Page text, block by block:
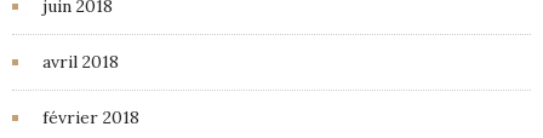
juin 2018
avril 2018
février 2018